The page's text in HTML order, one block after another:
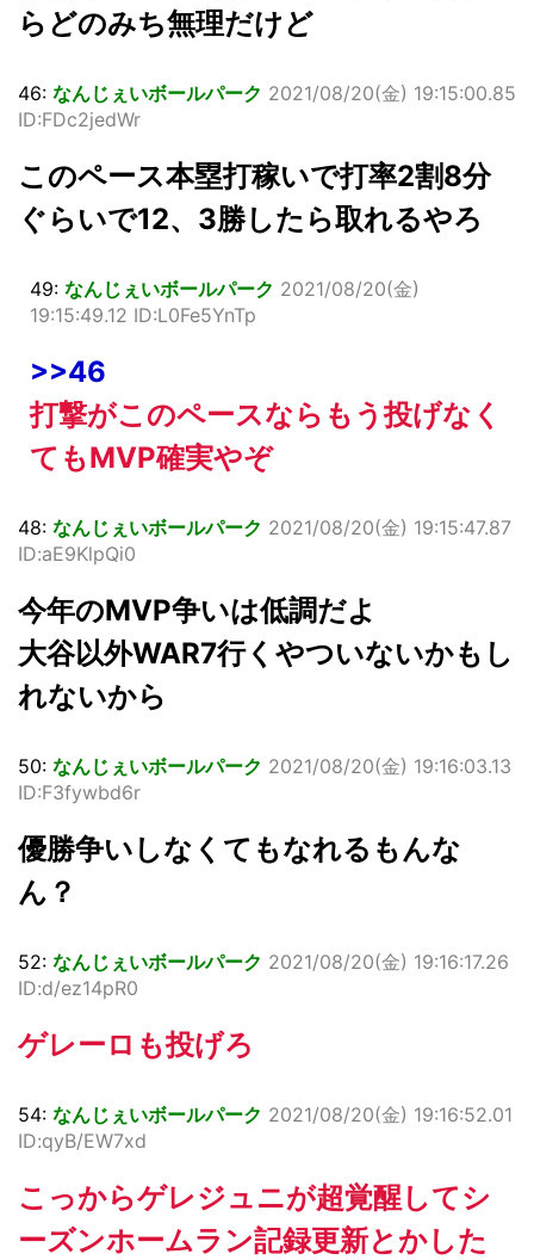
らどのみち無理だけど
46: なんじぇいボールパーク 2021/08/20(金) 19:15:00.85
ID:FDc2jedWr
このペース本塁打稼いで打率2割8分
ぐらいで12、3勝したら取れるやろ
49: なんじぇいボールパーク 2021/08/20(金)
19:15:49.12 ID:L0Fe5YnTp
>>46
打撃がこのペースならもう投げなく
てもMVP確実やぞ
48: なんじぇいボールパーク 2021/08/20(金) 19:15:47.87
ID:aE9KlpQi0
今年のMVP争いは低調だよ
大谷以外WAR7行くやついないかもし
れないから
50: なんじぇいボールパーク 2021/08/20(金) 19:16:03.13
ID:F3fywbd6r
優勝争いしなくてもなれるもんな
ん？
52: なんじぇいボールパーク 2021/08/20(金) 19:16:17.26
ID:d/ez14pR0
ゲレーロも投げろ
54: なんじぇいボールパーク 2021/08/20(金) 19:16:52.01
ID:qyB/EW7xd
こっからゲレジュニが超覚醒してシ
ーズンホームラン記録更新とかした